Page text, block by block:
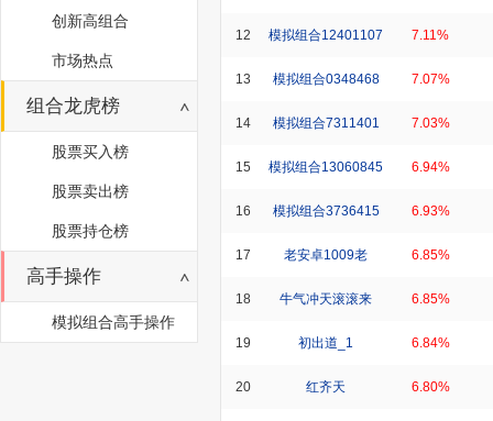
创新高组合
市场热点
组合龙虎榜
股票买入榜
股票卖出榜
股票持仓榜
高手操作
模拟组合高手操作
12 模拟组合12401107 7.11%
13 模拟组合0348468 7.07%
14 模拟组合7311401 7.03%
15 模拟组合13060845 6.94%
16 模拟组合3736415 6.93%
17 老安卓1009老 6.85%
18 牛气冲天滚滚来 6.85%
19 初出道_1 6.84%
20 红齐天 6.80%